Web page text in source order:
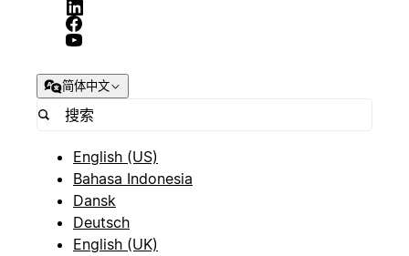
简体中文
English (US)
Bahasa Indonesia
Dansk
Deutsch
English (UK)